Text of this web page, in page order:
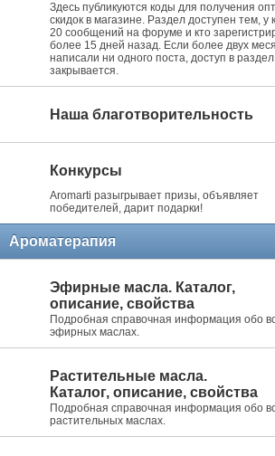
Здесь публикуются коды для получения
скидок в магазине. Раздел доступен тем, у
20 сообщений на форуме и кто
более 15 дней назад. Если более двух
написали ни одного поста, доступ в раздел
закрывается.
Наша благотворительность
Конкурсы
Aromarti разыгрывает призы, объявляет
победителей, дарит подарки!
Ароматерапия
Эфирные масла. Каталог,
описание, свойства
Подробная справочная информация обо
эфирных маслах.
Растительные масла.
Каталог, описание, свойства
Подробная справочная информация обо
растительных маслах.